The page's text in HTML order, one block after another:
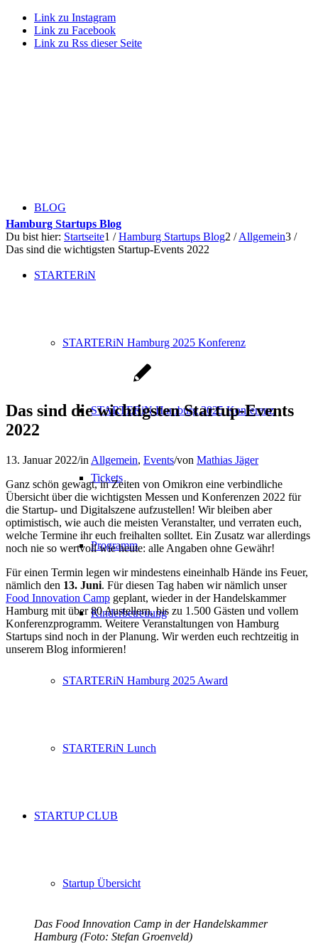
Link zu Instagram
Link zu Facebook
Link zu Rss dieser Seite
BLOG
STARTERiN
STARTERiN Hamburg 2025 Konferenz
STARTERiN Hamburg 2025 Konferenz
Tickets
Programm
Kinderbetreuung
STARTERiN Hamburg 2025 Award
STARTERiN Lunch
STARTUP CLUB
Startup Übersicht
Hamburg Startups Blog
Du bist hier: Startseite1 / Hamburg Startups Blog2 / Allgemein3 /
Das sind die wichtigsten Startup-Events 2022
Das sind die wichtigsten Startup-Events
2022
13. Januar 2022/in Allgemein, Events/von Mathias Jäger
Ganz schön gewagt, in Zeiten von Omikron eine verbindliche
Übersicht über die wichtigsten Messen und Konferenzen 2022 für
die Startup- und Digitalszene aufzustellen! Wir bleiben aber
optimistisch, wie auch die meisten Veranstalter, und verraten euch,
welche Termine ihr euch freihalten solltet. Ein Zusatz war allerdings
noch nie so wertvoll wie heute: alle Angaben ohne Gewähr!
Für einen Termin legen wir mindestens eineinhalb Hände ins Feuer,
nämlich den 13. Juni. Für diesen Tag haben wir nämlich unser
Food Innovation Camp geplant, wieder in der Handelskammer
Hamburg mit über 80 Austellern, bis zu 1.500 Gästen und vollem
Konferenzprogramm. Weitere Veranstaltungen von Hamburg
Startups sind noch in der Planung. Wir werden euch rechtzeitig in
unserem Blog informieren!
Das Food Innovation Camp in der Handelskammer
Hamburg (Foto: Stefan Groenveld)